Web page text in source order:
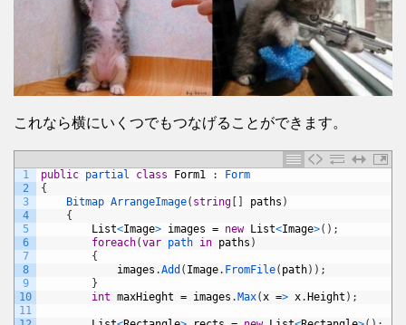
これなら横にいくつでもつなげることができます。
1
2
3
4
5
6
7
8
9
10
11
public partial class Form1 :
Form
{
Bitmap ArrangeImage( string [ ] paths )
{
List<Image> images = new List<Image>( ) ;
foreach(var path in paths )
{
images .Add ( Image. FromFile( path) ) ;
}
int maxHieght = images .Max(x => x.Height ) ;